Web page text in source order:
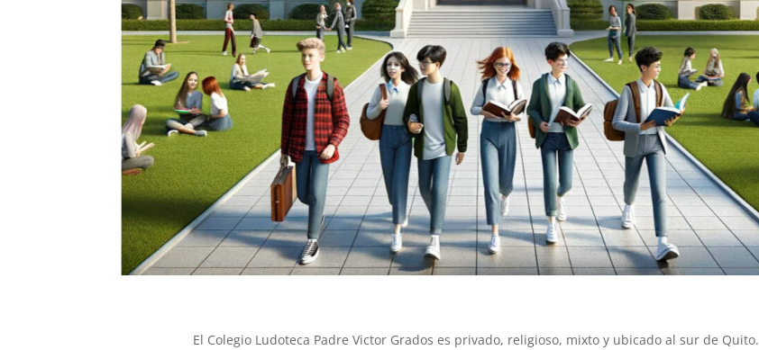
El Colegio Ludoteca Padre Victor Grados es privado, religioso, mixto y ubicado al sur de Quito.